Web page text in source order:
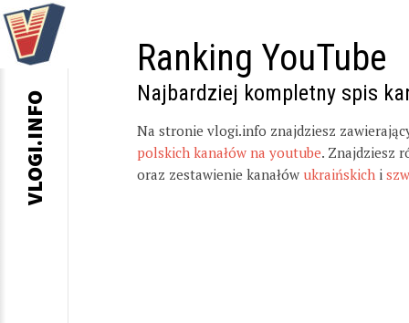
Ranking YouTube
Najbardziej kompletny spis
Na stronie vlogi.info znajdziesz
polskich kanałów na youtube. Znajdziesz
oraz zestawienie kanałów ukraińskich i
VLOGI.INFO